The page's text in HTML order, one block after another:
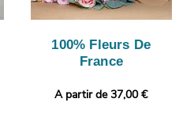
100% Fleurs De
France
A partir de 37,00 €